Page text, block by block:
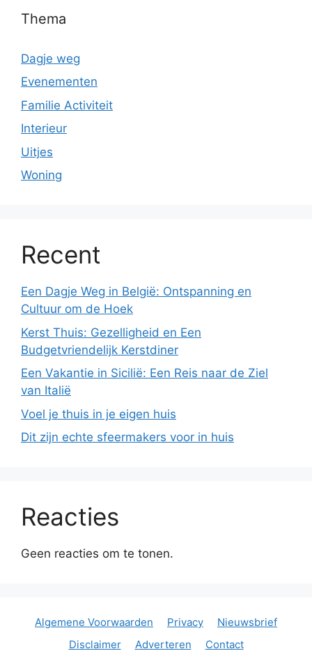
Thema
Dagje weg
Evenementen
Familie Activiteit
Interieur
Uitjes
Woning
Recent
Een Dagje Weg in België: Ontspanning en
Cultuur om de Hoek
Kerst Thuis: Gezelligheid en Een
Budgetvriendelijk Kerstdiner
Een Vakantie in Sicilië: Een Reis naar de Ziel
van Italië
Voel je thuis in je eigen huis
Dit zijn echte sfeermakers voor in huis
Reacties
Geen reacties om te tonen.
Algemene Voorwaarden Privacy
Nieuwsbrief
Disclaimer
Adverteren Contact